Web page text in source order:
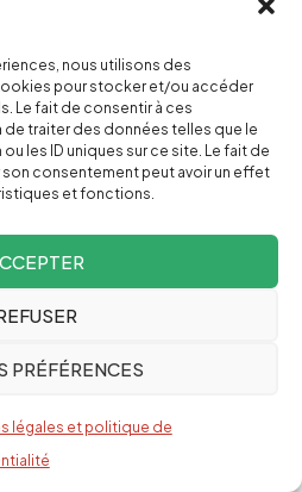
nous utilisons des
pour stocker et/ou accéder
Le fait de consentir à ces
traiter des données telles que le
les ID uniques sur ce site. Le fait de
consentement peut avoir un effet
et fonctions.
PRÉFÉRENCES
légales et politique de
€
BOUITI